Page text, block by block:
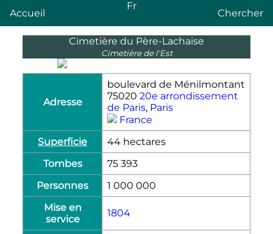
Accueil
Fr
Chercher
Cimetière du Père-Lachaise
Cimetière de l'Est
Adresse
boulevard de Ménilmontant
75020 20e arrondissement
de Paris, Paris
France
Superficie
44 hectares
Tombes
75 393
Personnes
1 000 000
Mise en
service
1804